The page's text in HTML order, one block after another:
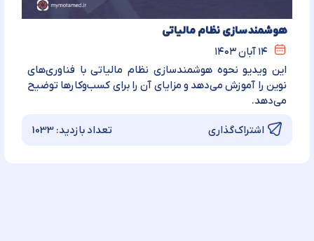
هوشمندسازی نظام مالیاتی
۱۴ آبان ۱۴۰۳
این ویدیو نحوه هوشمندسازی نظام مالیاتی با فناوری‌های
نوین را آموزش می‌دهد و مزایای آن را برای کسب‌وکارها توضیح
می‌دهد.
اشتراک‌گذاری تعداد بازدید: 1033